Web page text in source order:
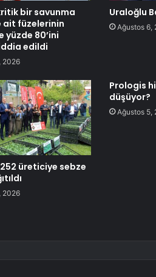
bir savunma
ait füzelerinin
yüzde 80’ini
edildi
2026
Uraloğlu
Ağustos 6,
252 üreticiye sebze
2026
Prologis
düşüyor?
Ağustos 5,